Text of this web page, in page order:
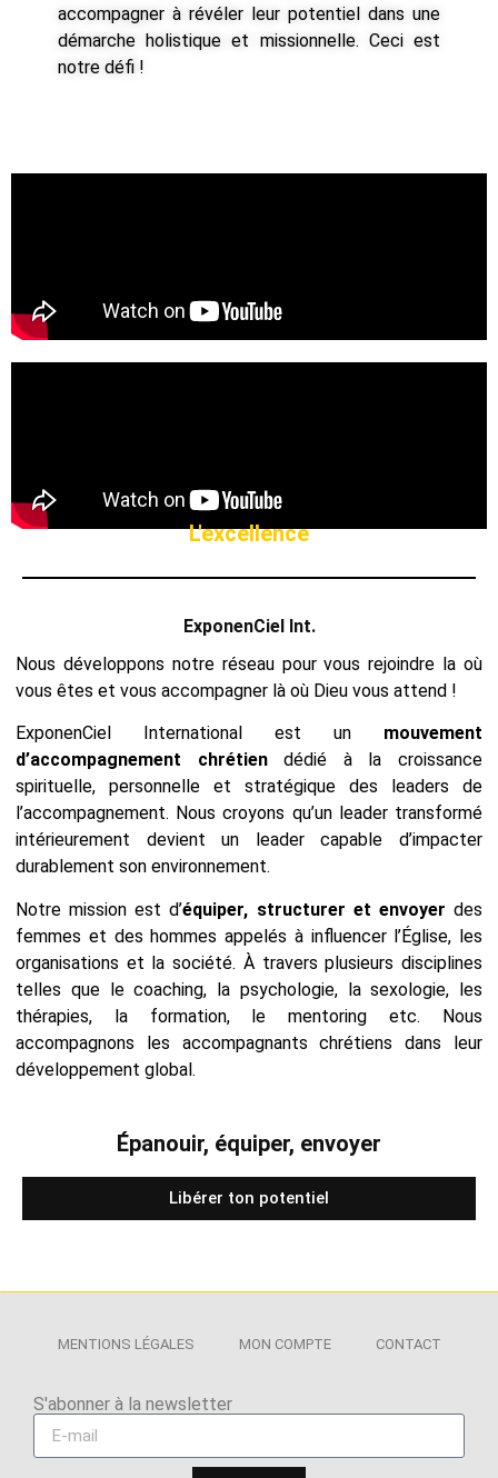
accompagner à révéler leur potentiel dans une
démarche holistique et missionnelle. Ceci est
notre défi !
L'excellence
ExponenCiel Int.
Nous développons notre réseau pour vous rejoindre la où
vous êtes et vous accompagner là où Dieu vous attend !
ExponenCiel International est un mouvement
d’accompagnement chrétiendédié à la croissance
spirituelle, personnelle et stratégique des leaders de
l’accompagnement. Nous croyons qu’un leader transformé
intérieurement devient un leader capable d’impacter
durablement son environnement.
Notre mission est d’équiper, structurer et envoyer des
femmes et des hommes appelés à influencer l’Église, les
organisations et la société. À travers plusieurs disciplines
telles que le coaching, la psychologie, la sexologie, les
thérapies, la formation, le mentoring etc. Nous
accompagnons les accompagnants chrétiens dans leur
développement global.
Épanouir, équiper, envoyer
Libérer ton potentiel
MENTIONS LÉGALES MON COMPTE CONTACT
S'abonner à la newsletter​